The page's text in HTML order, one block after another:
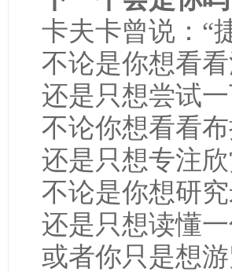
卡夫卡曾说：“
不论是你想看
还是只想尝试
不论你想看看
还是只想专注
不论是你想研
还是只想读懂
或者你只是想